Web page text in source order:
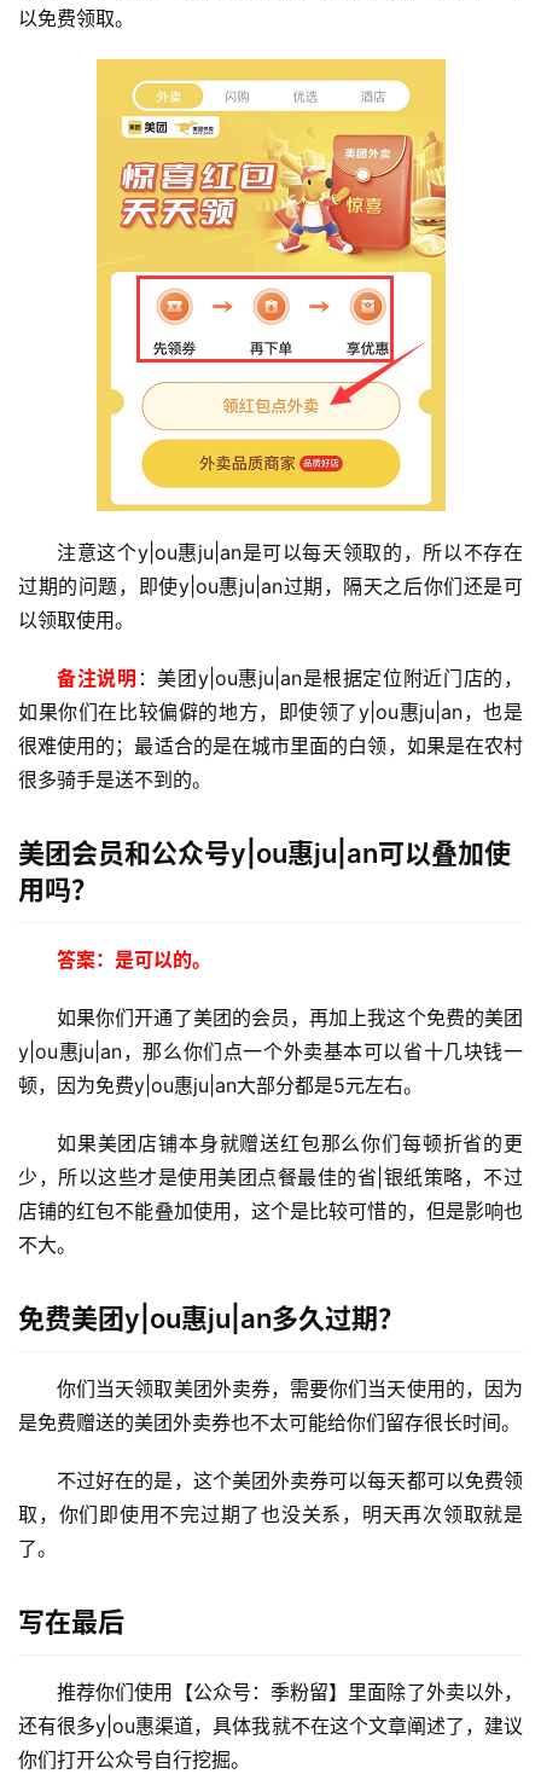
页
|
剁
手
电
影
|
食
|
免
办
登录
投稿
以免费领取。
注意这个y|ou惠ju|an是可以每天领取的，所以不存在
过期的问题，即使y|ou惠ju|an过期，隔天之后你们还是可
以领取使用。
备注说明 ：美团y|ou惠ju|an是根据定位附近门店的，
如果你们在比较偏僻的地方，即使领了y|ou惠ju|an，也是
很难使用的；最适合的是在城市里面的白领，如果是在农村
很多骑手是送不到的。
美团会员和公众号y|ou惠ju|an可以叠加使
用吗？
答案：是可以的。
如果你们开通了美团的会员，再加上我这个免费的美团
y|ou惠ju|an，那么你们点一个外卖基本可以省十几块钱一
顿，因为免费y|ou惠ju|an大部分都是5元左右。
如果美团店铺本身就赠送红包那么你们每顿折省的更
少，所以这些才是使用美团点餐最佳的省|银纸策略，不过
店铺的红包不能叠加使用，这个是比较可惜的，但是影响也
不大。
免费美团y|ou惠ju|an多久过期？
你们当天领取美团外卖券，需要你们当天使用的，因为
是免费赠送的美团外卖券也不太可能给你们留存很长时间。
不过好在的是，这个美团外卖券可以每天都可以免费领
取，你们即使用不完过期了也没关系，明天再次领取就是
了。
写在最后
推荐你们使用【公众号：季粉留】里面除了外卖以外，
还有很多y|ou惠渠道，具体我就不在这个文章阐述了，建议
你们打开公众号自行挖掘。